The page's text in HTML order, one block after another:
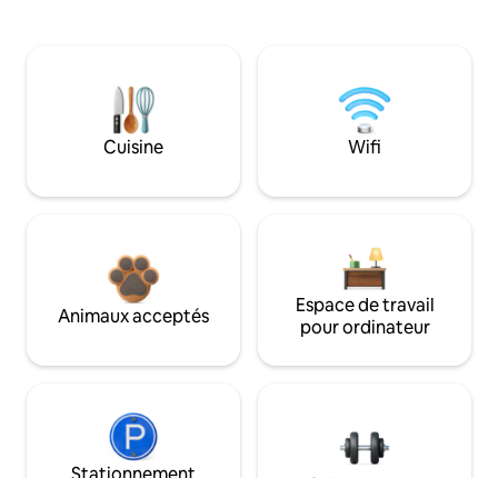
Cuisine Wifi
Animaux acceptés
Espace de travail
pour ordinateur